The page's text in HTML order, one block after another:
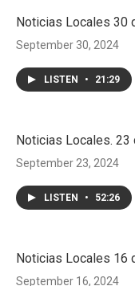
Noticias Locales 30
September 30, 2024
LISTEN • 21:29
Noticias Locales.
September 23, 2024
LISTEN • 52:26
Noticias Locales 16
September 16, 2024